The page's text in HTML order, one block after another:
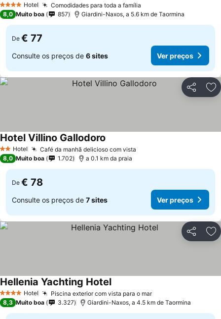
4 EstrelasHotel Comodidades para toda a família
8,0 Muito boa 857 Giardini-Naxos, a 5.6 km de Taormina
De € 77
Consulte os preços de 6 sites Ver preços
Partilhar
2 Estrelas
Hotel Café da manhã delicioso com vista
Hotel Villino Gallodoro
8,0 Muito boa 1.702 a 0.1 km da praia
De € 78
Consulte os preços de 7 sites Ver preços
Partilhar
4 EstrelasHotel Piscina exterior com vista para o marVer preços
Hellenia Yachting HotelVer preços
8,3 Muito boa 3.327 Giardini-Naxos, a 4.5 km de Taormina